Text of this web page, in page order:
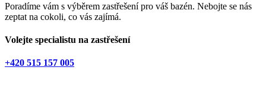
Poradíme vám s výběrem zastřešení pro váš bazén. Nebojte se nás
zeptat na cokoli, co vás zajímá.
Volejte specialistu na zastřešení
+420 515 157 005